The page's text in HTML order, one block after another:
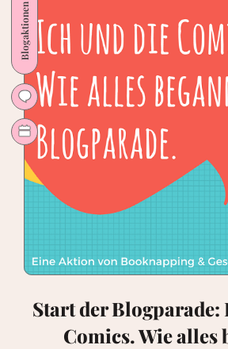
Blogaktionen
Start der Blogparade:
Comics. Wie alles